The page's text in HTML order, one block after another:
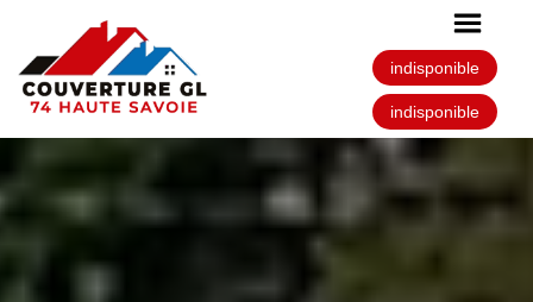
indisponible
indisponible